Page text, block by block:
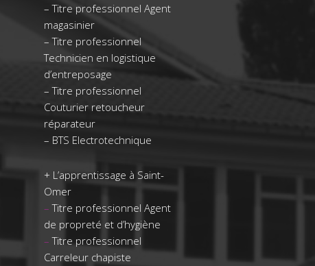
–Titre professionnel Agent
magasinier
–Titre professionnel
Technicien en logistique
d’entreposage
–Titre professionnel
Couturier retoucheur
réparateur
– BTS Electrotechnique
+ L’apprentissage à Saint-
Omer
–Titre professionnel Agent
de propreté et d’hygiène
–Titre professionnel
Carreleur chapiste